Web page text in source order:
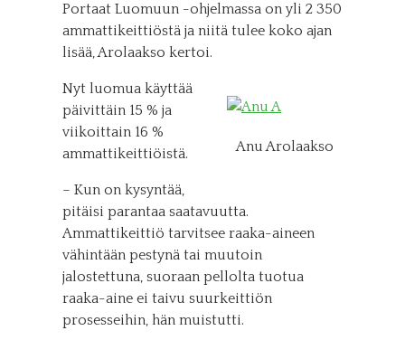
Portaat Luomuun -ohjelmassa on yli 2 350
ammattikeittiöstä ja niitä tulee koko ajan
lisää, Arolaakso kertoi.
Anu Arolaakso
Nyt luomua käyttää
päivittäin 15 % ja
viikoittain 16 %
ammattikeittiöistä.
– Kun on kysyntää,
pitäisi parantaa saatavuutta.
Ammattikeittiö tarvitsee raaka-aineen
vähintään pestynä tai muutoin
jalostettuna, suoraan pellolta tuotua
raaka-aine ei taivu suurkeittiön
prosesseihin, hän muistutti.